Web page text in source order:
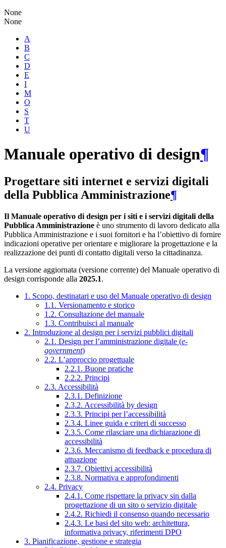
None
None
A
B
C
D
E
I
M
O
S
T
U
Manuale operativo di design¶
Progettare siti internet e servizi digitali
della Pubblica Amministrazione¶
Il Manuale operativo di design per i siti e i servizi digitali della
Pubblica Amministrazione è uno strumento di lavoro dedicato alla
Pubblica Amministrazione e i suoi fornitori e ha l’obiettivo di fornire
indicazioni operative per orientare e migliorare la progettazione e la
realizzazione dei punti di contatto digitali verso la cittadinanza.
La versione aggiornata (versione corrente) del Manuale operativo di
design corrisponde alla 2025.1.
1. Scopo, destinatari e uso del Manuale operativo di design
1.1. Versionamento e storico
1.2. Consultazione del manuale
1.3. Contribuisci al manuale
2. Introduzione al design per i servizi pubblici digitali
2.1. Design per l’amministrazione digitale (e-
government)
2.2. L’approccio progettuale
2.2.1. Buone pratiche
2.2.2. Principi
2.3. Accessibilità
2.3.1. Definizione
2.3.2. Accessibilità by design
2.3.3. Principi per l’accessibilità
2.3.4. Linee guida e criteri di successo
2.3.5. Come rilasciare una dichiarazione di
accessibilità
2.3.6. Meccanismo di feedback e procedura di
attuazione
2.3.7. Obiettivi accessibilità
2.3.8. Normativa e approfondimenti
2.4. Privacy
2.4.1. Come rispettare la privacy sin dalla
progettazione di un sito o servizio digitale
2.4.2. Richiedi il consenso quando necessario
2.4.3. Le basi del sito web: architettura,
informativa privacy, riferimenti DPO
3. Pianificazione, gestione e strategia